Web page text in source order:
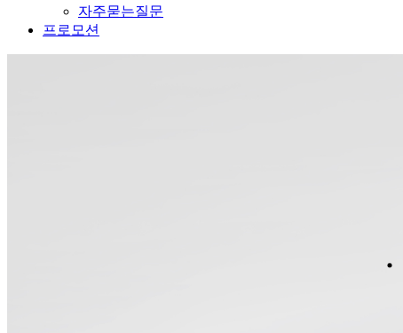
자주묻는질문
프로모션